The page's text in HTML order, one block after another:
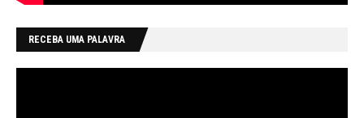
RECEBA UMA PALAVRA